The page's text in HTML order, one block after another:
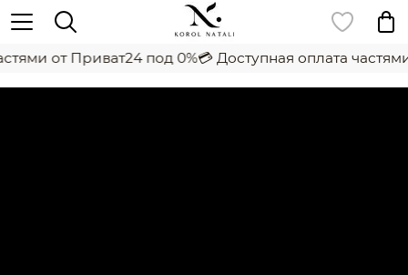
от Приват24 под 0%💳 Доступная оплата